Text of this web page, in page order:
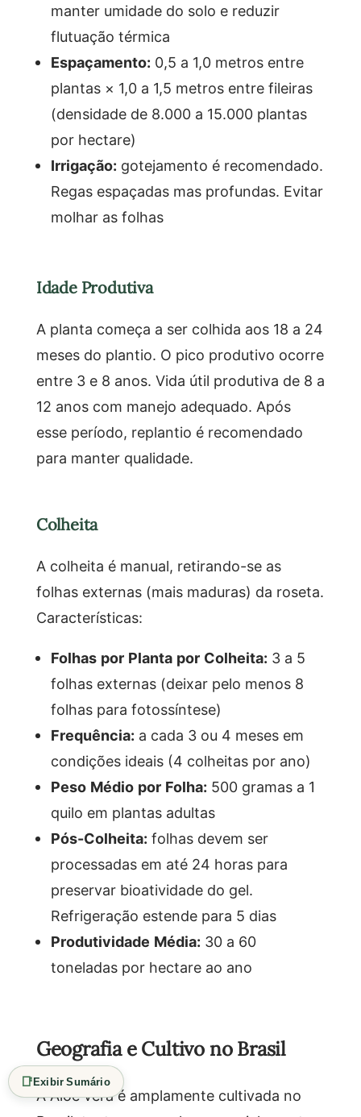
manter umidade do solo e reduzir
flutuação térmica
Espaçamento: 0,5 a 1,0 metros entre
plantas × 1,0 a 1,5 metros entre fileiras
(densidade de 8.000 a 15.000 plantas
por hectare)
Irrigação: gotejamento é recomendado.
Regas espaçadas mas profundas. Evitar
molhar as folhas
Idade Produtiva
A planta começa a ser colhida aos 18 a 24
meses do plantio. O pico produtivo ocorre
entre 3 e 8 anos. Vida útil produtiva de 8 a
12 anos com manejo adequado. Após
esse período, replantio é recomendado
para manter qualidade.
Colheita
A colheita é manual, retirando-se as
folhas externas (mais maduras) da roseta.
Características:
Folhas por Planta por Colheita: 3 a 5
folhas externas (deixar pelo menos 8
folhas para fotossíntese)
Frequência: a cada 3 ou 4 meses em
condições ideais (4 colheitas por ano)
Peso Médio por Folha: 500 gramas a 1
quilo em plantas adultas
Pós-Colheita: folhas devem ser
processadas em até 24 horas para
preservar bioatividade do gel.
Refrigeração estende para 5 dias
Produtividade Média: 30 a 60
toneladas por hectare ao ano
Geografia e Cultivo no Brasil
A Aloe vera é amplamente cultivada no
📑Exibir Sumário